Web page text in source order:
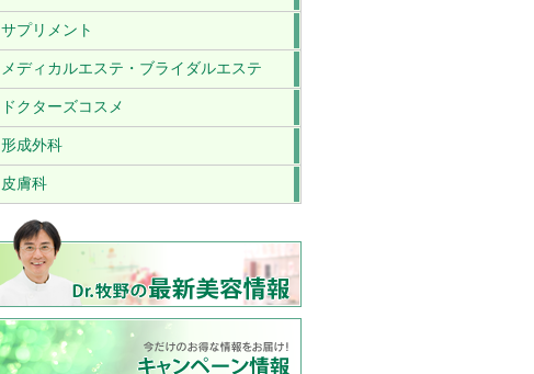
サプリメント
メディカルエステ・ブライダルエステ
ドクターズコスメ
形成外科
皮膚科